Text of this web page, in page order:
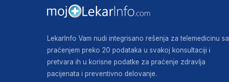
LekarInfo Vam nudi integrisano rešenja za telemedicinu sa
praćenjem preko 20 podataka u svakoj konsultaciji i
pretvara ih u korisne podatke za praćenje zdravlja
pacijenata i preventivno delovanje.